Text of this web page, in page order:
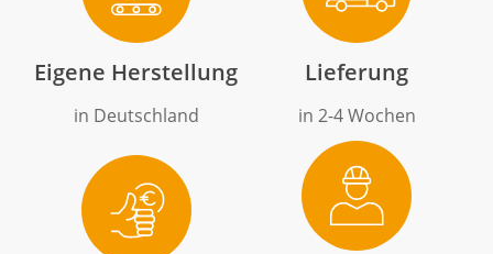
Eigene Herstellung
in Deutschland
Lieferung
in 2-4 Wochen